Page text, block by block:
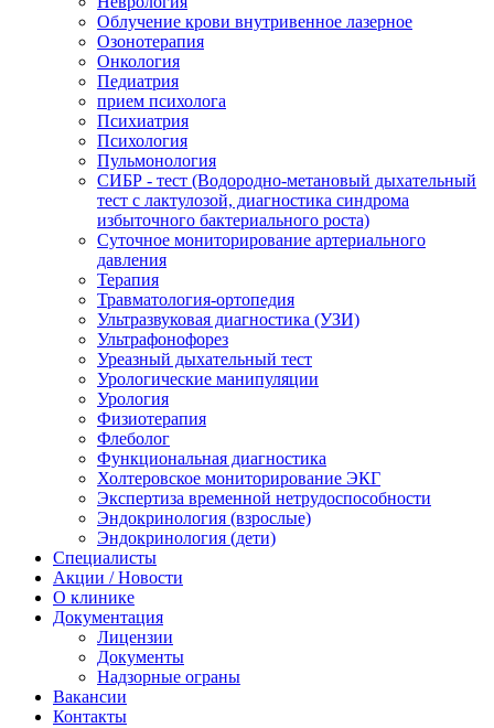
Облучение крови внутривенное лазерное
Озонотерапия
Онкология
Педиатрия
прием психолога
Психиатрия
Психология
Пульмонология
СИБР - тест (Водородно-метановый дыхательный
тест с лактулозой, диагностика синдрома
избыточного бактериального роста)
Суточное мониторирование артериального
давления
Терапия
Травматология-ортопедия
Ультразвуковая диагностика (УЗИ)
Ультрафонофорез
Уреазный дыхательный тест
Урологические манипуляции
Урология
Физиотерапия
Флеболог
Функциональная диагностика
Холтеровское мониторирование ЭКГ
Экспертиза временной нетрудоспособности
Эндокринология (взрослые)
Эндокринология (дети)
Специалисты
Акции / Новости
О клинике
Документация
Лицензии
Документы
Надзорные ограны
Вакансии
Контакты